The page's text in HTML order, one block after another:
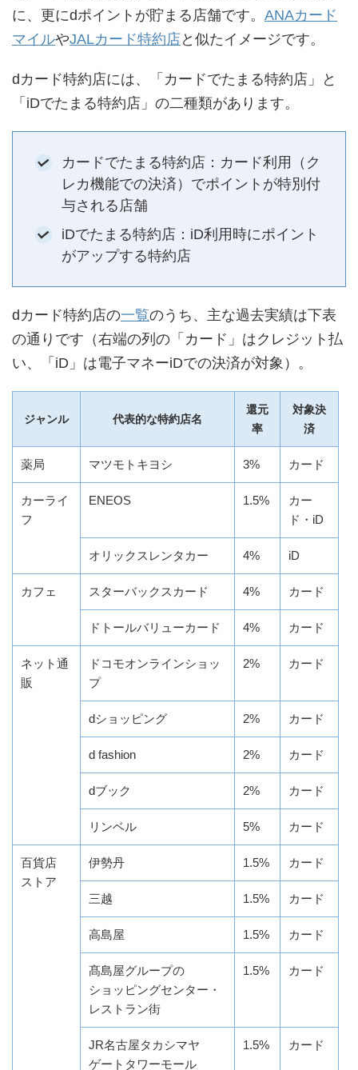
に、更にdポイントが貯まる店舗です。 ANAカード
マイルやJALカード特約店と似たイメージです。
dカード特約店には、「カードでたまる特約店」と
「iDでたまる特約店」の二種類があります。
カードでたまる特約店：カード利用（ク
レカ機能での決済）でポイントが特別付
与される店舗
iDでたまる特約店：iD利用時にポイント
がアップする特約店
dカード特約店の一覧のうち、主な過去実績は下表
の通りです（右端の列の「カード」はクレジット払
い、「iD」は電子マネーiDでの決済が対象）。
ジャンル 代表的な特約店名
還元
率
対象決
済
薬局 マツモトキヨシ 3% カード
カーライ
フ
ENEOS 1.5%
カー
ド・iD
オリックスレンタカー 4% iD
カフェ スターバックスカード 4% カード
ドトールバリューカード 4% カード
ネット通
販
ドコモオンラインショッ
プ
2% カード
dショッピング 2% カード
d fashion 2% カード
dブック 2% カード
リンベル 5% カード
百貨店
ストア
伊勢丹 1.5% カード
三越 1.5% カード
高島屋 1.5% カード
髙島屋グループの
ショッピングセンター・
レストラン街
1.5% カード
JR名古屋タカシマヤ
ゲートタワーモール
1.5% カード